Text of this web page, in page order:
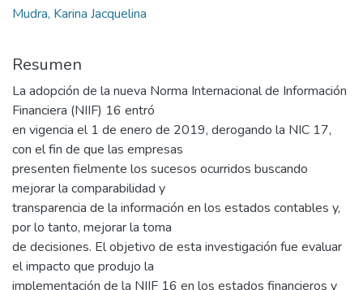
Mudra, Karina Jacquelina
Resumen
La adopción de la nueva Norma Internacional de Información
Financiera (NIIF) 16 entró
en vigencia el 1 de enero de 2019, derogando la NIC 17,
con el fin de que las empresas
presenten fielmente los sucesos ocurridos buscando
mejorar la comparabilidad y
transparencia de la información en los estados contables y,
por lo tanto, mejorar la toma
de decisiones. El objetivo de esta investigación fue evaluar
el impacto que produjo la
implementación de la NIIF 16 en los estados financieros y